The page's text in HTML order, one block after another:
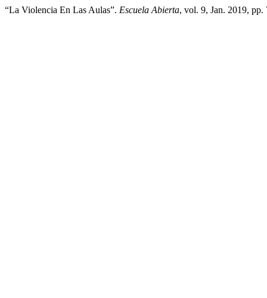
“La Violencia En Las Aulas”. Escuela Abierta, vol. 9, Jan. 2019,